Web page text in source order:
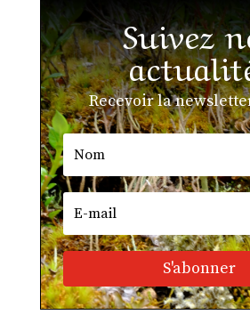
Suivez
Recevoir la
S'abonner